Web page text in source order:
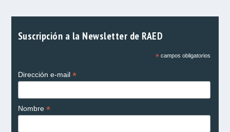
Suscripción a la Newsletter de RAED
*campos obligatorios
Dirección e-mail *
Nombre *